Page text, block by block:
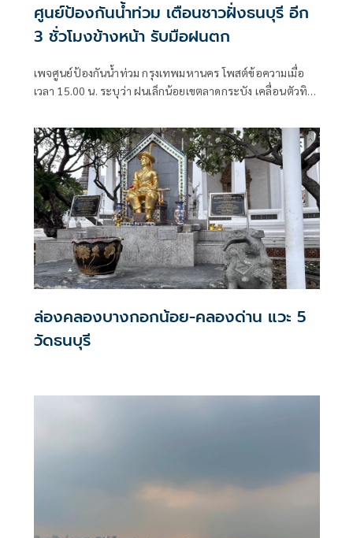
ศูนย์ป้องกันน้ำท่วม เตือนชาวฝั่งธนบุรี อีก
3 ชั่วโมงข้างหน้า รับมือฝนตก
เพจศูนย์ป้องกันน้ำท่วม กรุงเทพมหานคร โพสต์ข้อความเมื่อ
เวลา 15.00 น. ระบุว่า ฝนเล็กน้อยเขตลาดกระบัง เคลื่อนตัวทิศ
ล่องคลองบางกอกน้อย-คลองด่าน แวะ 5
วัดธนบุรี